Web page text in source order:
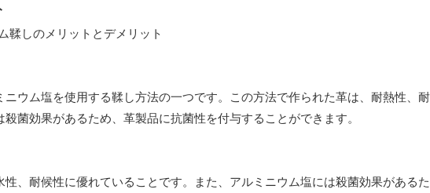
ウム塩を使用する鞣し方法の一つです。この方法で作られた革は、耐熱性、
菌効果があるため、革製品に抗菌性を付与することができます。
、耐候性に優れていることです。また、アルミニウム塩には殺菌効果がある